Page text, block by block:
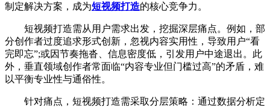
制定解决方案，成为短视频打造的核心竞争力。
短视频打造需从用户需求出发，挖掘深层痛点。例如，部
分创作者过度追求形式创新，忽视内容实用性，导致用户“看
完即忘”;或因节奏拖沓、信息密度低，引发用户中途退出。此
外，垂直领域创作者常面临“内容专业但门槛过高”的矛盾，难
以平衡专业性与通俗性。
针对痛点，短视频打造需采取分层策略：通过数据分析定